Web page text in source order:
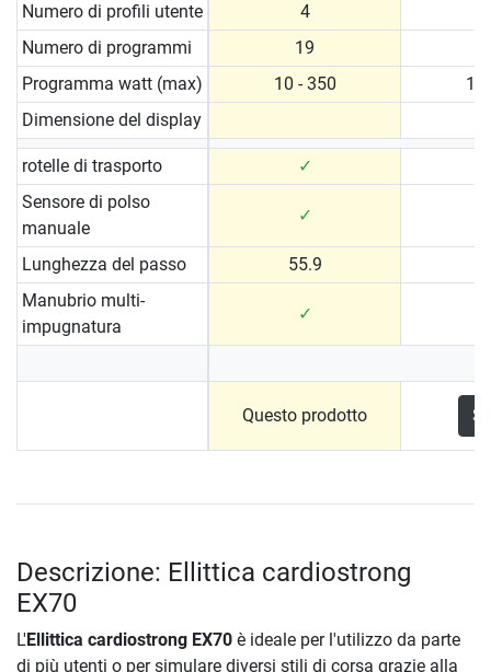
Numero di profili utente
4
Numero di programmi
19
Programma watt (max)
10 - 350
10
Dimensione del display
rotelle di trasporto ✓
Sensore di polso
manuale
✓
Lunghezza del passo 55.9
Manubrio multi-
impugnatura
✓
Questo prodotto
Descrizione: Ellittica cardiostrong
EX70
L'Ellittica cardiostrong EX70 è ideale per l'utilizzo da parte
di più utenti o per simulare diversi stili di corsa grazie alla